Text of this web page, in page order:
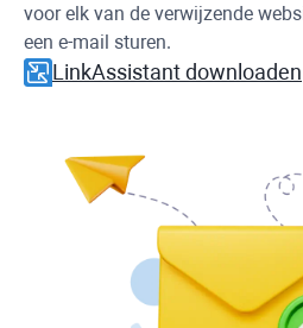
voor elk van de verwijzende
een e-mail sturen.
LinkAssistant downloaden